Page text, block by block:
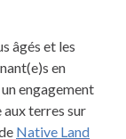
âgés et les
en
engagement
terres sur
Native Land